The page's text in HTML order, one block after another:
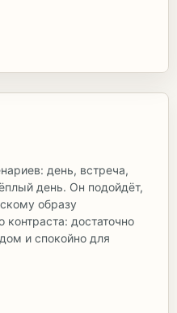
день, встреча,
день. Он подойдёт,
образу
контраста: достаточно
и спокойно для